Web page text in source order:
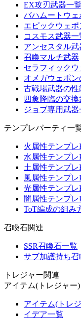
EX攻刃武器一覧
バハムートウェ
エピックウェ
コスモス武器一
アンセスタル武
召喚マルチ武器
セラフィックウ
オメガウェポ
古戦場武器の
四象降臨の交換
ジョブ専用武器
テンプレパーティ一
火属性テンプレ
水属性テンプレ
土属性テンプレ
風属性テンプレ
光属性テンプレ
闇属性テンプレ
ToT編成の組み
召喚石関連
SSR召喚石一覧
サブ加護持ち召
トレジャー関連
アイテム(トレジャー)
アイテム(トレ
イデア一覧